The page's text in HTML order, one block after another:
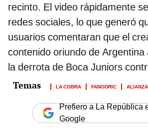
recinto. El video rápidamente
redes sociales, lo que generó
usuarios comentaran que el
contenido oriundo de Argentina
la derrota de Boca Juniors
LA COBRA FANODRIC
Prefiero a La República
Google